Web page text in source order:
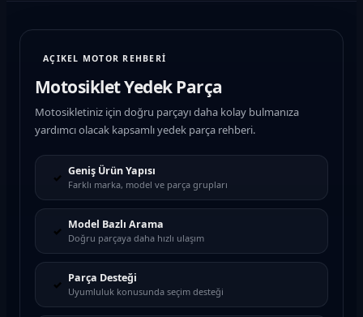
AÇIKEL MOTOR REHBERİ
Motosiklet Yedek Parça
Motosikletiniz için doğru parçayı daha kolay bulmanıza
yardımcı olacak kapsamlı yedek parça rehberi.
✓ Geniş Ürün Yapısı
Farklı marka, model ve parça grupları
✓ Model Bazlı Arama
Doğru parçaya daha hızlı ulaşım
✓ Parça Desteği
Uyumluluk konusunda seçim desteği